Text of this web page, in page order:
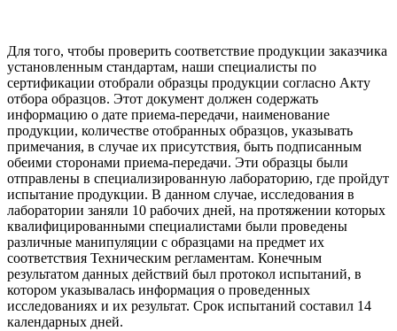
Для того, чтобы проверить соответствие продукции заказчика
установленным стандартам, наши специалисты по
сертификации отобрали образцы продукции согласно Акту
отбора образцов. Этот документ должен содержать
информацию о дате приема-передачи, наименование
продукции, количестве отобранных образцов, указывать
примечания, в случае их присутствия, быть подписанным
обеими сторонами приема-передачи. Эти образцы были
отправлены в специализированную лабораторию, где пройдут
испытание продукции. В данном случае, исследования в
лаборатории заняли 10 рабочих дней, на протяжении которых
квалифицированными специалистами были проведены
различные манипуляции с образцами на предмет их
соответствия Техническим регламентам. Конечным
результатом данных действий был протокол испытаний, в
котором указывалась информация о проведенных
исследованиях и их результат. Срок испытаний составил 14
календарных дней.